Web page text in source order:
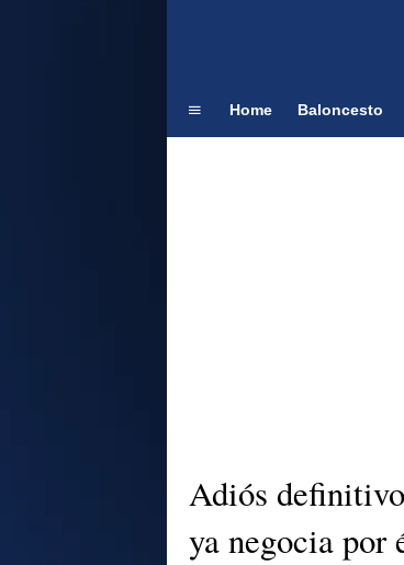
Home Baloncesto
Adiós
ya negocia por